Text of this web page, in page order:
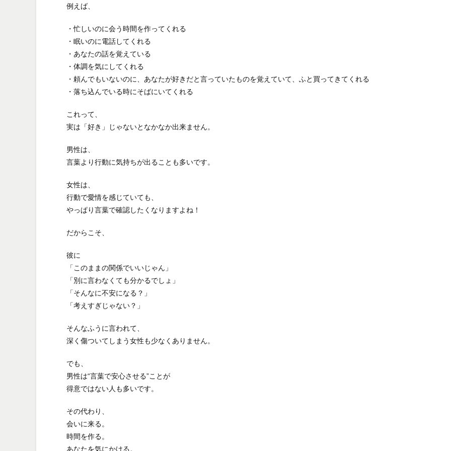
例えば、
・忙しいのに会う時間を作ってくれる
・眠いのに電話してくれる
・あなたの話を覚えている
・体調を気にしてくれる
・頼んでもいないのに、あなたが好きだと言っていたものを覚えていて、ふと買ってきてくれる
・落ち込んでいる時にそばにいてくれる
これって、
実は「好き」じゃないとなかなか出来ません。
男性は、
言葉より行動に気持ちが出ることも多いです。
女性は、
行動で愛情を感じていても、
やっぱり言葉で確認したくなりますよね！
だからこそ、
彼に
「このままの関係でいいじゃん」
「別に言わなくても分かるでしょ」
「そんなに不安になる？」
「考えすぎじゃない？」
そんなふうに言われて、
深く傷ついてしまう女性も少なくありません。
でも、
男性は“言葉で安心させる”ことが
得意ではない人も多いです。
その代わり、
会いに来る。
時間を作る。
あなたを気にかける。